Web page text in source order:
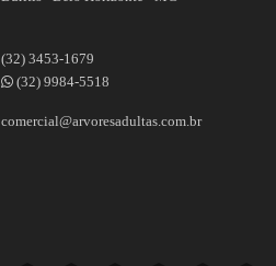
(32) 3453-1679
(32) 9984-5518
comercial@arvoresadultas.com.br